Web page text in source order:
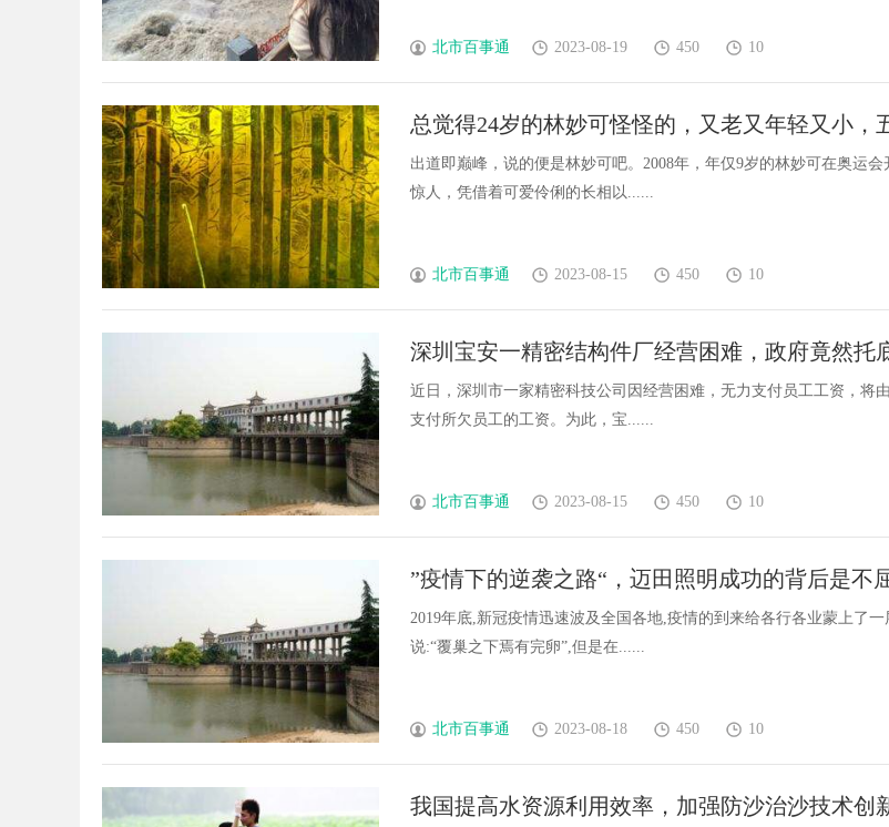
北市百事通 2023-08-19 450 10
总觉得24岁的林妙可怪怪的，又老又年轻又小，
出道即巅峰，说的便是林妙可吧。2008年，年仅9岁的林妙可在奥运会
惊人，凭借着可爱伶俐的长相以......
北市百事通 2023-08-15 450 10
深圳宝安一精密结构件厂经营困难，政府竟然托
薪了……
近日，深圳市一家精密科技公司因经营困难，无力支付员工工资，将
支付所欠员工的工资。为此，宝......
北市百事通 2023-08-15 450 10
”疫情下的逆袭之路“，迈田照明成功的背后是不
与坚持
2019年底,新冠疫情迅速波及全国各地,疫情的到来给各行各业蒙上了
说:“覆巢之下焉有完卵”,但是在......
北市百事通 2023-08-18 450 10
我国提高水资源利用效率，加强防沙治沙技术创
眼镜 上海配眼镜 武汉配眼镜 上海配眼镜 上海工业设备设计的发展
实践探索